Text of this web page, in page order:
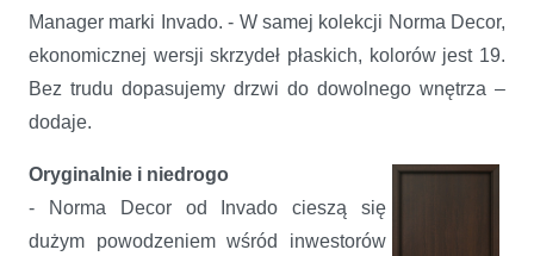
Manager marki Invado. - W samej kolekcji Norma Decor,
ekonomicznej wersji skrzydeł płaskich, kolorów jest 19.
Bez trudu dopasujemy drzwi do dowolnego wnętrza –
dodaje.
Oryginalnie i niedrogo
- Norma Decor od Invado cieszą się
dużym powodzeniem wśród inwestorów